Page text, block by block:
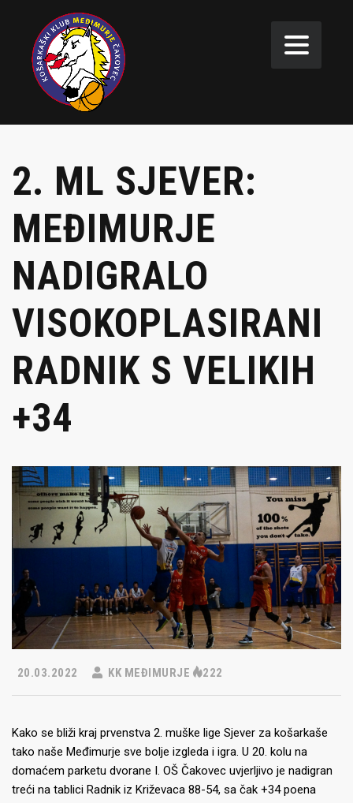
2. ML SJEVER:
MEĐIMURJE
NADIGRALO
VISOKOPLASIRANI
RADNIK S VELIKIH
+34
20.03.2022 KK MEĐIMURJE 222
Kako se bliži kraj prvenstva 2. muške lige Sjever za košarkaše
tako naše Međimurje sve bolje izgleda i igra. U 20. kolu na
domaćem parketu dvorane I. OŠ Čakovec uvjerljivo je nadigran
treći na tablici Radnik iz Križevaca 88-54, sa čak +34 poena